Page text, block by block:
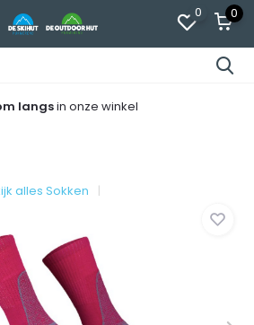
0 0
langsin onze winkel
alles Sokken